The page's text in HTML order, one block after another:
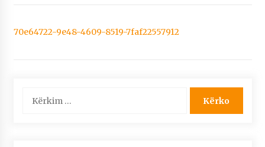
“JANINËS Ç’I PANË SYTË”
26/05/2026
70e64722-9e48-4609-8519-7faf22557912
për: